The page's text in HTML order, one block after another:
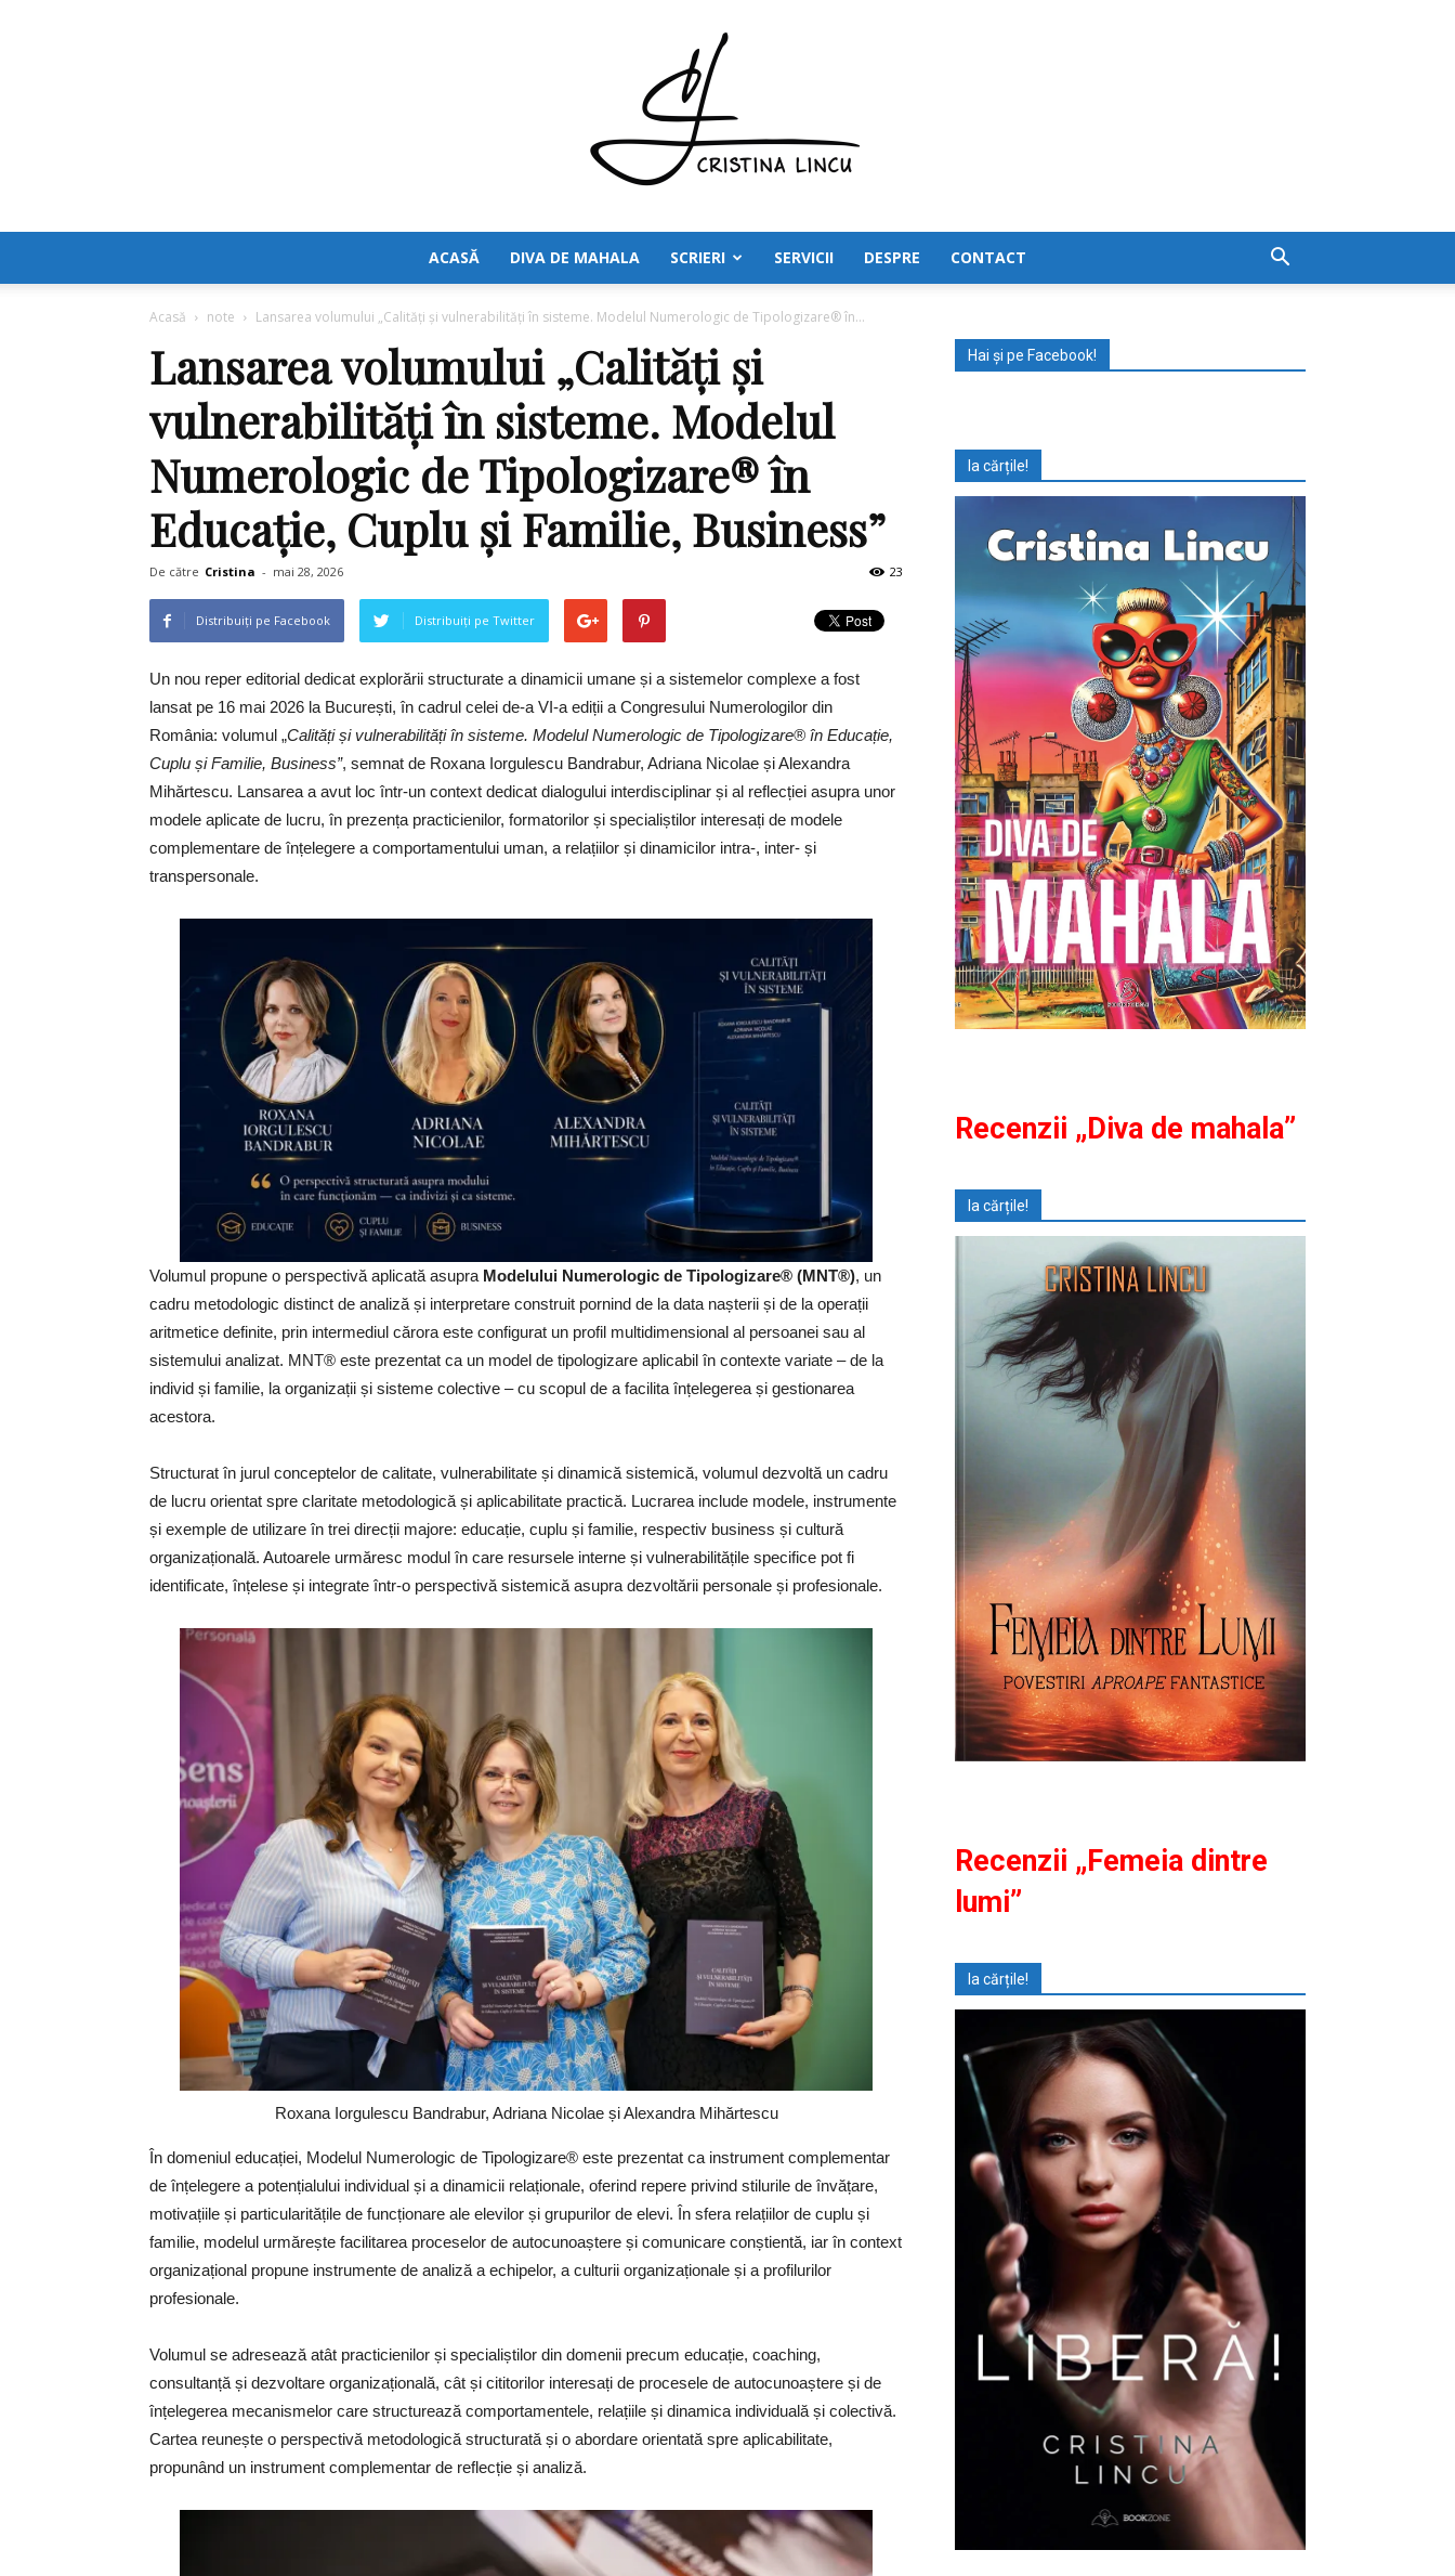
Lincu
ACASĂ DIVA DE MAHALA SCRIERI SERVICII DESPRE CONTACT
Acasă note Lansarea volumului „Calități și vulnerabilități în sisteme. Modelul Numerologic de Tipologizare® în...
Lansarea volumului „Calități și
vulnerabilități în sisteme. Modelul
Numerologic de Tipologizare® în
Educație, Cuplu și Familie, Business”
De către Cristina - mai 28, 2026 23
Distribuiți pe Facebook Distribuiți pe Twitter
Un nou reper editorial dedicat explorării structurate a dinamicii umane și a sistemelor complexe a fost
lansat pe 16 mai 2026 la București, în cadrul celei de-a VI-a ediții a Congresului Numerologilor din
România: volumul „Calități și vulnerabilități în sisteme. Modelul Numerologic de Tipologizare® în Educație,
Cuplu și Familie, Business”, semnat de Roxana Iorgulescu Bandrabur, Adriana Nicolae și Alexandra
Mihărtescu. Lansarea a avut loc într-un context dedicat dialogului interdisciplinar și al reflecției asupra unor
modele aplicate de lucru, în prezența practicienilor, formatorilor și specialiștilor interesați de modele
complementare de înțelegere a comportamentului uman, a relațiilor și dinamicilor intra-, inter- și
transpersonale.
Volumul propune o perspectivă aplicată asupra Modelului Numerologic de Tipologizare® (MNT®), un
cadru metodologic distinct de analiză și interpretare construit pornind de la data nașterii și de la operații
aritmetice definite, prin intermediul cărora este configurat un profil multidimensional al persoanei sau al
sistemului analizat. MNT® este prezentat ca un model de tipologizare aplicabil în contexte variate – de la
individ și familie, la organizații și sisteme colective – cu scopul de a facilita înțelegerea și gestionarea
acestora.
Structurat în jurul conceptelor de calitate, vulnerabilitate și dinamică sistemică, volumul dezvoltă un cadru
de lucru orientat spre claritate metodologică și aplicabilitate practică. Lucrarea include modele, instrumente
și exemple de utilizare în trei direcții majore: educație, cuplu și familie, respectiv business și cultură
organizațională. Autoarele urmăresc modul în care resursele interne și vulnerabilitățile specifice pot fi
identificate, înțelese și integrate într-o perspectivă sistemică asupra dezvoltării personale și profesionale.
Roxana Iorgulescu Bandrabur, Adriana Nicolae și Alexandra Mihărtescu
În domeniul educației, Modelul Numerologic de Tipologizare® este prezentat ca instrument complementar
de înțelegere a potențialului individual și a dinamicii relaționale, oferind repere privind stilurile de învățare,
motivațiile și particularitățile de funcționare ale elevilor și grupurilor de elevi. În sfera relațiilor de cuplu și
familie, modelul urmărește facilitarea proceselor de autocunoaștere și comunicare conștientă, iar în context
organizațional propune instrumente de analiză a echipelor, a culturii organizaționale și a profilurilor
profesionale.
Volumul se adresează atât practicienilor și specialiștilor din domenii precum educație, coaching,
consultanță și dezvoltare organizațională, cât și cititorilor interesați de procesele de autocunoaștere și de
înțelegerea mecanismelor care structurează comportamentele, relațiile și dinamica individuală și colectivă.
Cartea reunește o perspectivă metodologică structurată și o abordare orientată spre aplicabilitate,
propunând un instrument complementar de reflecție și analiză.
Hai și pe Facebook!
Ia cărțile!
Recenzii „Diva de mahala”
Ia cărțile!
Recenzii „Femeia dintre
lumi”
Ia cărțile!